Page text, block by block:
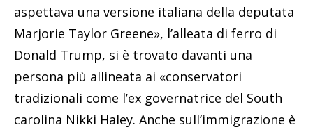
aspettava una versione italiana della deputata
Marjorie Taylor Greene», l’alleata di ferro di
Donald Trump, si è trovato davanti una
persona più allineata ai «conservatori
tradizionali come l’ex governatrice del South
carolina Nikki Haley. Anche sull’immigrazione è